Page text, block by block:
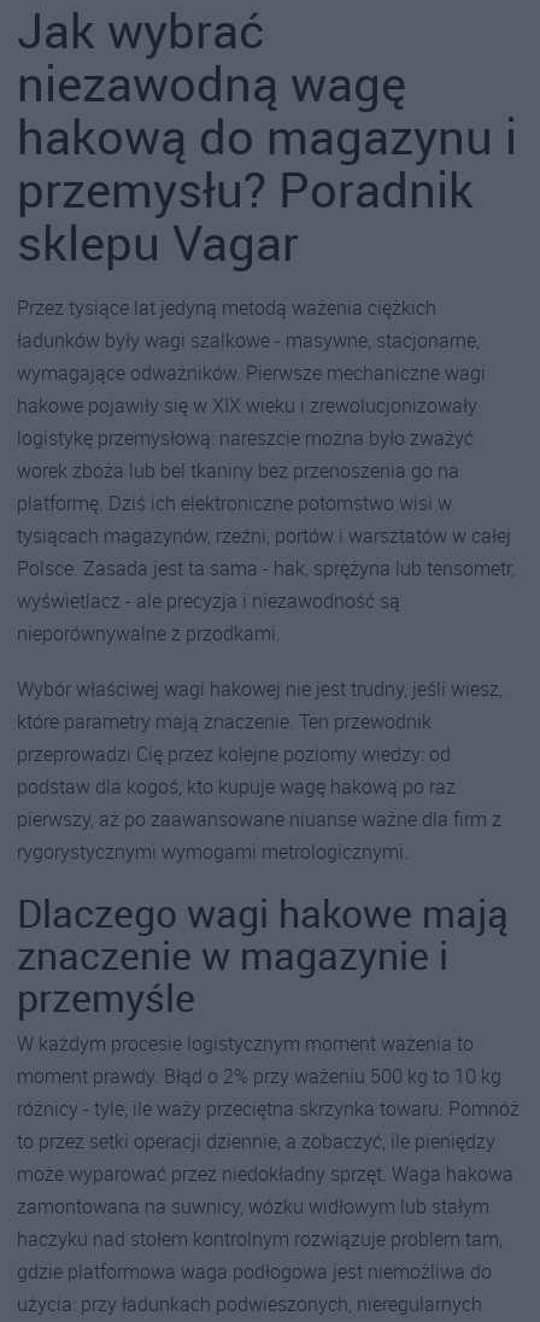
Jak wybrać
niezawodną wagę
hakową do magazynu i
przemysłu? Poradnik
sklepu Vagar
Przez tysiące lat jedyną metodą ważenia ciężkich
ładunków były wagi szalkowe - masywne, stacjonarne,
wymagające odważników. Pierwsze mechaniczne wagi
hakowe pojawiły się w XIX wieku i zrewolucjonizowały
logistykę przemysłową: nareszcie można było zważyć
worek zboża lub bel tkaniny bez przenoszenia go na
platformę. Dziś ich elektroniczne potomstwo wisi w
tysiącach magazynów, rzeźni, portów i warsztatów w całej
Polsce. Zasada jest ta sama - hak, sprężyna lub tensometr,
wyświetlacz - ale precyzja i niezawodność są
nieporównywalne z przodkami.
Wybór właściwej wagi hakowej nie jest trudny, jeśli wiesz,
które parametry mają znaczenie. Ten przewodnik
przeprowadzi Cię przez kolejne poziomy wiedzy: od
podstaw dla kogoś, kto kupuje wagę hakową po raz
pierwszy, aż po zaawansowane niuanse ważne dla firm z
rygorystycznymi wymogami metrologicznymi.
Dlaczego wagi hakowe mają
znaczenie w magazynie i
przemyśle
W każdym procesie logistycznym moment ważenia to
moment prawdy. Błąd o 2% przy ważeniu 500 kg to 10 kg
różnicy - tyle, ile waży przeciętna skrzynka towaru. Pomnóż
to przez setki operacji dziennie, a zobaczyć, ile pieniędzy
może wyparować przez niedokładny sprzęt. Waga hakowa
zamontowana na suwnicy, wózku widłowym lub stałym
haczyku nad stołem kontrolnym rozwiązuje problem tam,
gdzie platformowa waga podłogowa jest niemożliwa do
użycia: przy ładunkach podwieszonych, nieregularnych